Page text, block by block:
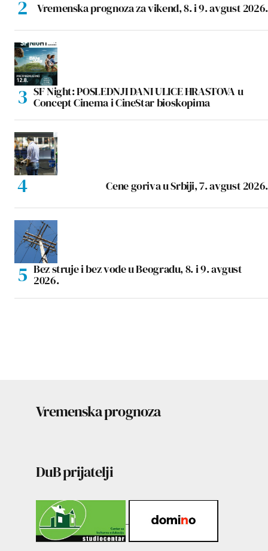
Vremenska prognoza za vikend, 8. i 9. avgust 2026.
SF Night: POSLEDNJI DANI ULICE HRASTOVA u
Concept Cinema i CineStar bioskopima
Cene goriva u Srbiji, 7. avgust 2026.
Bez struje i bez vode u Beogradu, 8. i 9. avgust
2026.
Vremenska prognoza
DuB prijatelji